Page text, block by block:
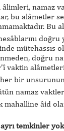
namaz
bu alâmetler
Bu
doğru
mütehassıs
doğru
vaktin
bir
namaz
mahalline âid
temkinler